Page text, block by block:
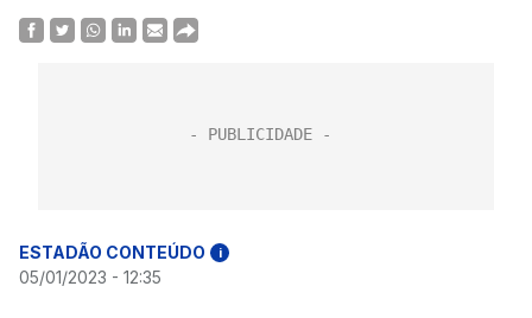
ESTADÃO CONTEÚDO i
05/01/2023 - 12:35